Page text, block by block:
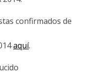
confirmados de
aquí.